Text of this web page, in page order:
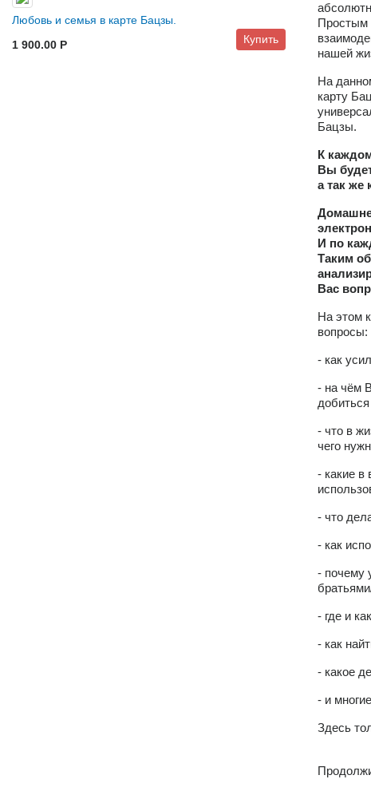
Любовь и семья в карте Бацзы.
1 900.00 P
Купить
Простым
нашей
На
карту
Бацзы.
К
Вы
а так же
И по
Таким
Вас
На этом
вопросы:
- как
- на чём
- что в
чего
- какие в
- что
- как
- почему
- где и
- как
- какое
- и
Здесь